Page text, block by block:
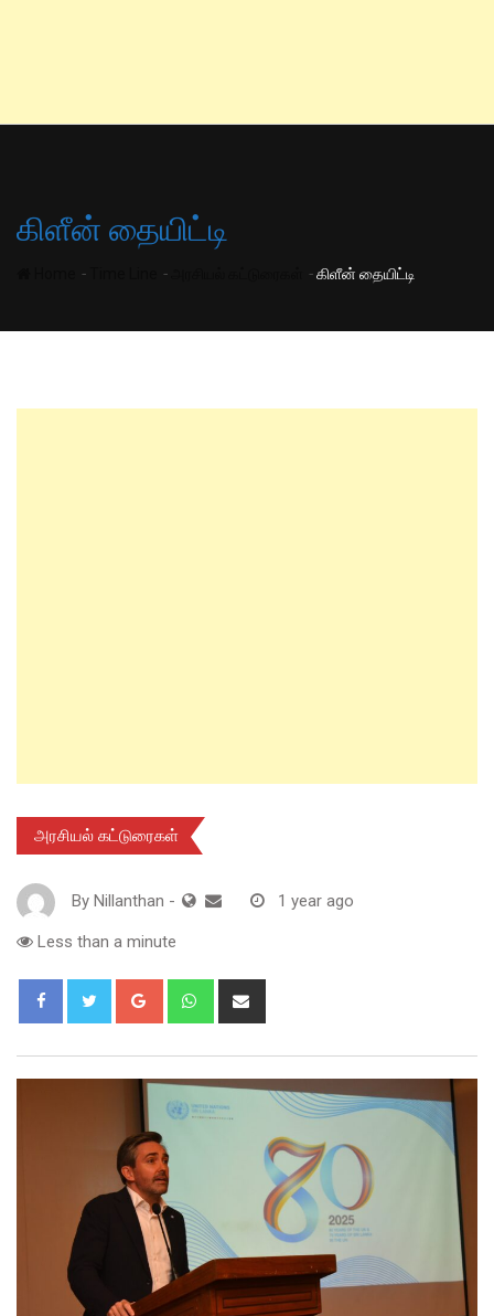
கிளீன் தையிட்டி
- - -கிளீன் தையிட்டி
அரசியல் கட்டுரைகள்
By Nillanthan - 1 year ago
Less than a minute
Google+ Whatsapp